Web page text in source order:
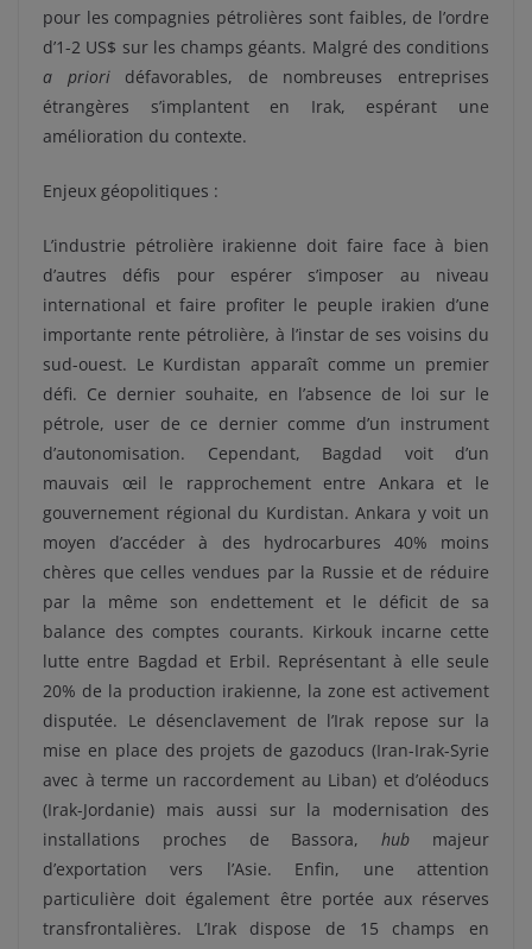
pour les compagnies pétrolières sont faibles, de l’ordre
d’1-2 US$ sur les champs géants. Malgré des conditions
a prioridéfavorables, de nombreuses entreprises
étrangères s’implantent en Irak, espérant une
amélioration du contexte.
Enjeux géopolitiques :
L’industrie pétrolière irakienne doit faire face à bien
d’autres défis pour espérer s’imposer au niveau
international et faire profiter le peuple irakien d’une
importante rente pétrolière, à l’instar de ses voisins du
sud-ouest. Le Kurdistan apparaît comme un premier
défi. Ce dernier souhaite, en l’absence de loi sur le
pétrole, user de ce dernier comme d’un instrument
d’autonomisation. Cependant, Bagdad voit d’un
mauvais œil le rapprochement entre Ankara et le
gouvernement régional du Kurdistan. Ankara y voit un
moyen d’accéder à des hydrocarbures 40% moins
chères que celles vendues par la Russie et de réduire
par la même son endettement et le déficit de sa
balance des comptes courants. Kirkouk incarne cette
lutte entre Bagdad et Erbil. Représentant à elle seule
20% de la production irakienne, la zone est activement
disputée. Le désenclavement de l’Irak repose sur la
mise en place des projets de gazoducs (Iran-Irak-Syrie
avec à terme un raccordement au Liban) et d’oléoducs
(Irak-Jordanie) mais aussi sur la modernisation des
installations proches de Bassora,hub majeur
d’exportation vers l’Asie. Enfin, une attention
particulière doit également être portée aux réserves
transfrontalières. L’Irak dispose de 15 champs en